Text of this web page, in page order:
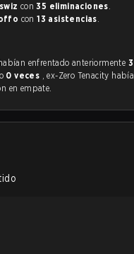
swiz con35 eliminaciones.
con13 asistencias.
ASTRAL ESPORTS y ex-Zero Tenacity se habían enfrentado anteriormente 3
0 veces , ex-Zero Tenacity había
en empate.